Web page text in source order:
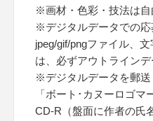
※画材・色彩・技法は自
※デジタルデータでの
jpeg/gif/pngファイル、
は、必ずアウトライン
※デジタルデータを郵送
「ボート･カヌーロゴマ
CD-R（盤面に作者の氏